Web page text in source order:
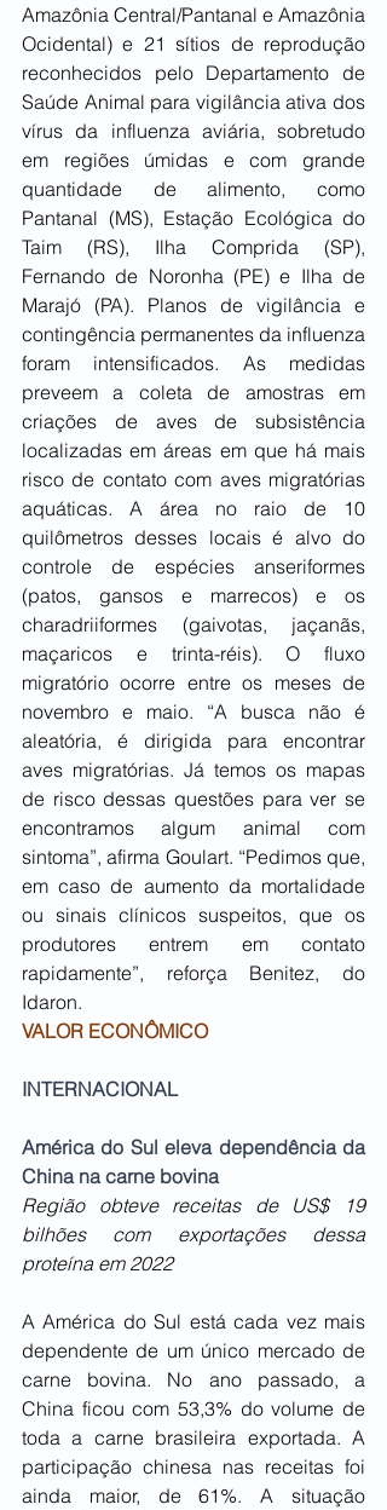
Amazônia Central/Pantanal e Amazônia
Ocidental) e 21 sítios de reprodução
reconhecidos pelo Departamento de
Saúde Animal para vigilância ativa dos
vírus da influenza aviária, sobretudo
em regiões úmidas e com grande
quantidade de alimento, como
Pantanal (MS), Estação Ecológica do
Taim (RS), Ilha Comprida (SP),
Fernando de Noronha (PE) e Ilha de
Marajó (PA). Planos de vigilância e
contingência permanentes da influenza
foram intensificados. As medidas
preveem a coleta de amostras em
criações de aves de subsistência
localizadas em áreas em que há mais
risco de contato com aves migratórias
aquáticas. A área no raio de 10
quilômetros desses locais é alvo do
controle de espécies anseriformes
(patos, gansos e marrecos) e os
charadriiformes (gaivotas, jaçanãs,
maçaricos e trinta-réis). O fluxo
migratório ocorre entre os meses de
novembro e maio. “A busca não é
aleatória, é dirigida para encontrar
aves migratórias. Já temos os mapas
de risco dessas questões para ver se
encontramos algum animal com
sintoma”, afirma Goulart. “Pedimos que,
em caso de aumento da mortalidade
ou sinais clínicos suspeitos, que os
produtores entrem em contato
rapidamente”, reforça Benitez, do
Idaron.
VALOR ECONÔMICO
INTERNACIONAL
América do Sul eleva dependência da
China na carne bovina
Região obteve receitas de US$ 19
bilhões com exportações dessa
proteína em 2022
A América do Sul está cada vez mais
dependente de um único mercado de
carne bovina. No ano passado, a
China ficou com 53,3% do volume de
toda a carne brasileira exportada. A
participação chinesa nas receitas foi
ainda maior, de 61%. A situação